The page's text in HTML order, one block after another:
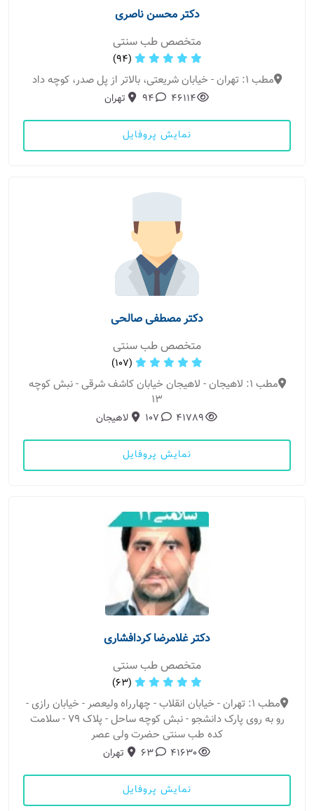
دکتر محسن ناصری
متخصص طب سنتی
(94)
مطب 1: تهران - خیابان شریعتی، بالاتر از پل صدر، کوچه داد
46114
94 تهران
نمایش پروفایل
دکتر مصطفی صالحی
متخصص طب سنتی
(107)
مطب 1: لاهیجان - لاهیجان خیابان کاشف شرقی - نبش کوچه
۱۳
41789
107 لاهیجان
نمایش پروفایل
دکتر غلامرضا کردافشاری
متخصص طب سنتی
(63)
مطب 1: تهران - خیابان انقلاب - چهارراه ولیعصر - خیابان رازی -
رو به روی پارک دانشجو - نبش کوچه ساحل - پلاک ۷۹ - سلامت
کده طب سنتی حضرت ولی عصر
41630
63 تهران
نمایش پروفایل